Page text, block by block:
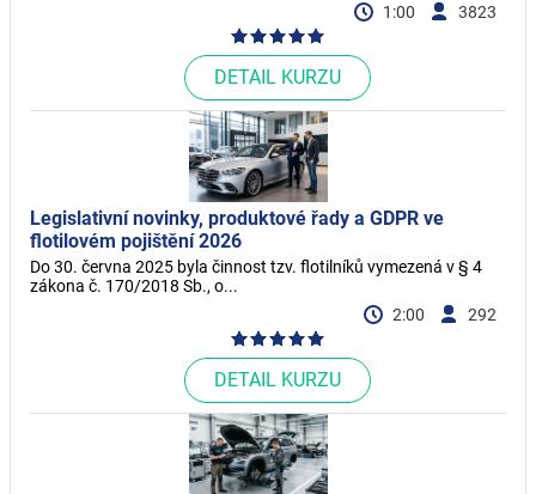
1:00
3823
DETAIL KURZU
Legislativní novinky, produktové řady a GDPR ve
flotilovém pojištění 2026
Do 30. června 2025 byla činnost tzv. flotilníků vymezená v § 4
zákona č. 170/2018 Sb., o...
2:00
292
DETAIL KURZU